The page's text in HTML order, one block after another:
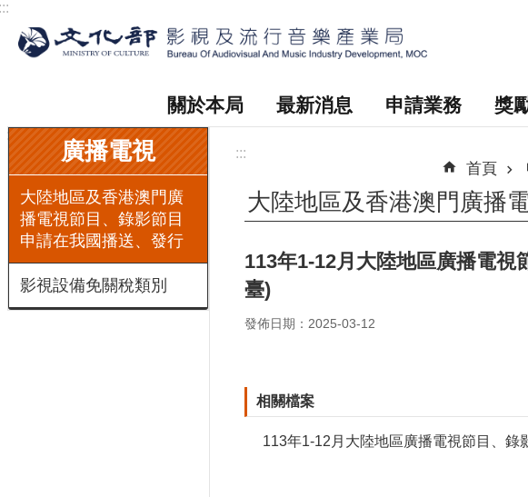
關於本局 最新消息 申請業務 獎
:::
廣播電視
大陸地區及香港澳門廣
播電視節目、錄影節目
申請在我國播送、發行
影視設備免關稅類別
:::
首頁
大陸地區及香港澳門廣播
113年1-12月大陸地區廣播電
臺)
發佈日期：2025-03-12
相關檔案
113年1-12月大陸地區廣播電視節目、